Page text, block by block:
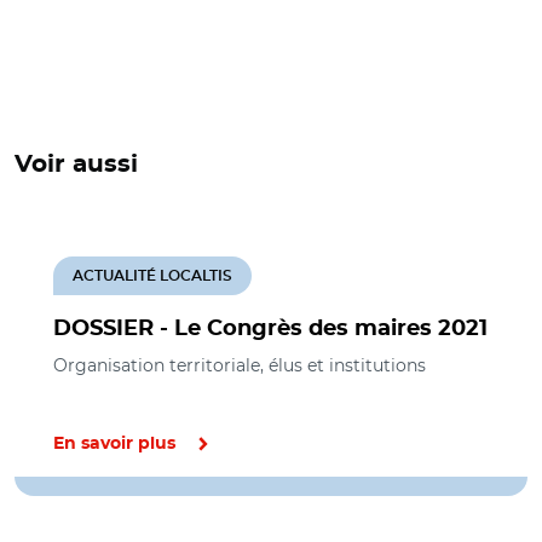
Voir aussi
DOSSIER - Le Congrès des maires 2021
ACTUALITÉ LOCALTIS
Organisation territoriale, élus et institutions
En savoir plus